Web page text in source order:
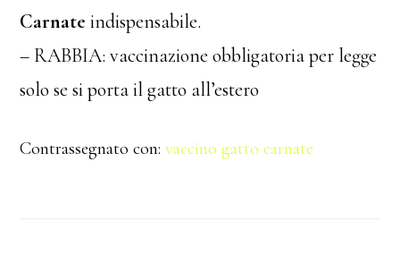
Carnate indispensabile.
– RABBIA: vaccinazione obbligatoria per legge
solo se si porta il gatto all’estero
Contrassegnato con:vaccino gatto carnate